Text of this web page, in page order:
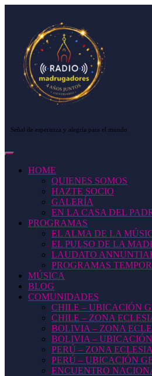
contenido
contenido
Señal de esperanza y alegría para el mundo
Botón
aperturaHOME
QUIENES SOMOS
HAZTE SOCIO
GALERÍA
EN LA CASA DEL
PROGRAMAS
EL ALMA DE LA
EL PULSO DE LA
LAUDATO
PROGRAMAS
MÚSICA
BLOG
COMUNIDADES
CHILE – UBICACIÓN
CHILE – ZONA
BOLIVIA – ZONA
BOLIVIA –
PERÚ – ZONA
PERÚ – UBICACIÓN
ENCUENTRO